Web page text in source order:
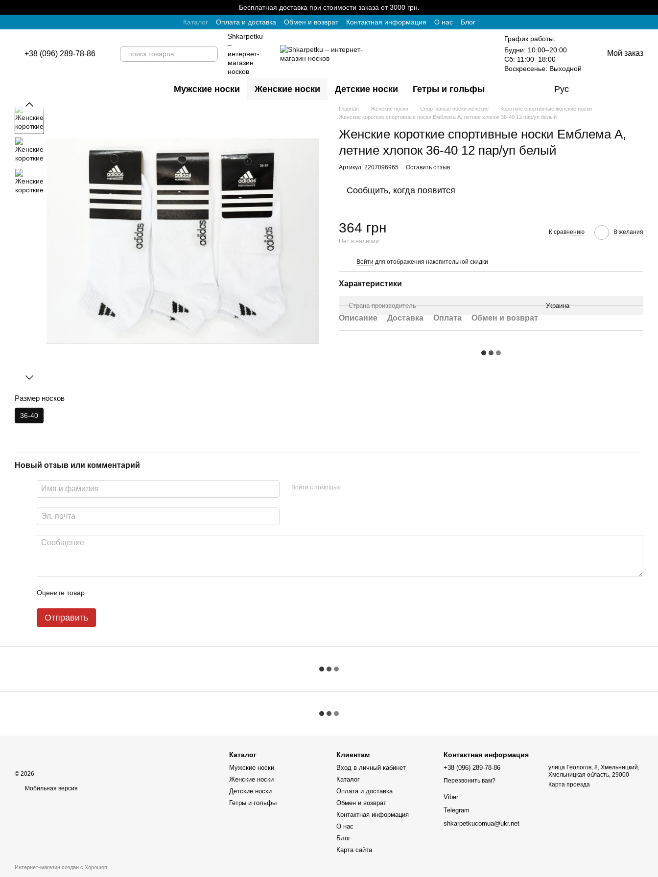
Бесплатная доставка при стоимости заказа от 3000 грн.
Каталог
Оплата и доставка Обмен и возврат Контактная информация О нас Блог
+38 (096) 289-78-86
Shkarpetku
–
интернет-
магазин
носков
График работы:
Будни: 10:00–20:00
Сб: 11:00–18:00
Воскресенье: Выходной
Мой заказ
Мужские носки Женские носки Детские носки Гетры и гольфы Рус
Размер носков
36-40
Главная Женские носки Спортивные носки женские
Короткие спортивные женские носки
Женские короткие спортивные носки Емблема А, летние хлопок 36-40 12 пар/уп белый
Женские короткие спортивные носки Емблема А,
летние хлопок 36-40 12 пар/уп белый
Артикул: 2207096965 Оставить отзыв
Сообщить, когда появится
364 грн
Нет в наличии
К сравнению В желания
Войти для отображения накопительной скидки
Характеристики
Страна-производитель Украина
Описание Доставка Оплата Обмен и возврат
Новый отзыв или комментарий
Войти с помощью
Оцените товар
Отправить
© 2026
Мобильная версия
Интернет-магазин создан с Хорошоп
Каталог
Мужские носки
Женские носки
Детские носки
Гетры и гольфы
Клиентам
Вход в личный кабинет
Каталог
Оплата и доставка
Обмен и возврат
Контактная информация
О нас
Блог
Карта сайта
Контактная информация
+38 (096) 289-78-86
Перезвонить вам?
Viber
Telegram
shkarpetkucomua@ukr.net
улица Геологов, 8, Хмельницкий,
Хмельницкая область, 29000
Карта проезда